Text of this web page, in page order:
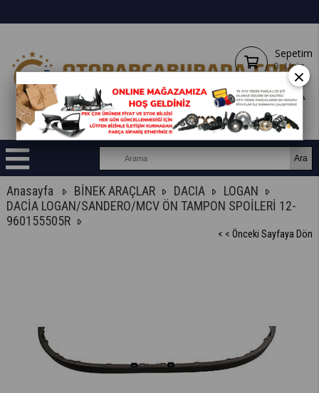
Sepetim
0 Ürün
Anasayfa BİNEK ARAÇLAR DACIA
LOGAN
DACİA LOGAN/SANDERO/MCV ÖN TAMPON SPOİLERİ 12-
960155505R
< < Önceki Sayfaya Dön
×